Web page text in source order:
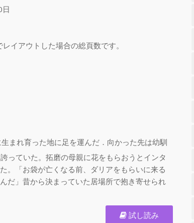
イアウトした場合の総頁数です。
まれ育った地に足を運んだ．向かった先は幼馴
っていた。拓磨の母親に花をもらおうとインタ
。「お袋が亡くなる前、ダリアをもらいに来る
だ」昔から決まっていた居場所で抱き寄せられ
試し読み